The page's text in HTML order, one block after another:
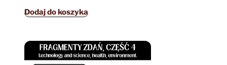
Dodaj do koszyka